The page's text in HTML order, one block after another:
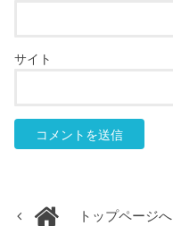
サイト
トップページへ